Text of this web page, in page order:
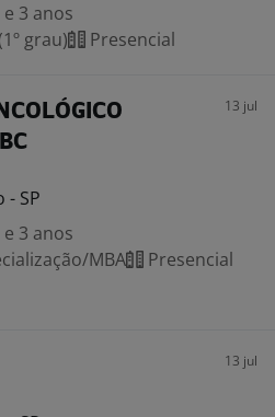
3 anos
grau)
Presencial
13 jul
- SP
3 anos
MBA
Presencial
13 jul